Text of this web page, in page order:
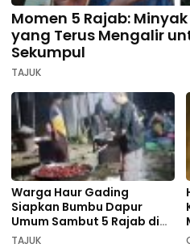
Momen 5 Rajab:
yang Terus Mengalir
Sekumpul
TAJUK
Warga Haur Gading
Siapkan Bumbu Dapur
Umum Sambut 5 Rajab di
Sekumpul
TAJUK